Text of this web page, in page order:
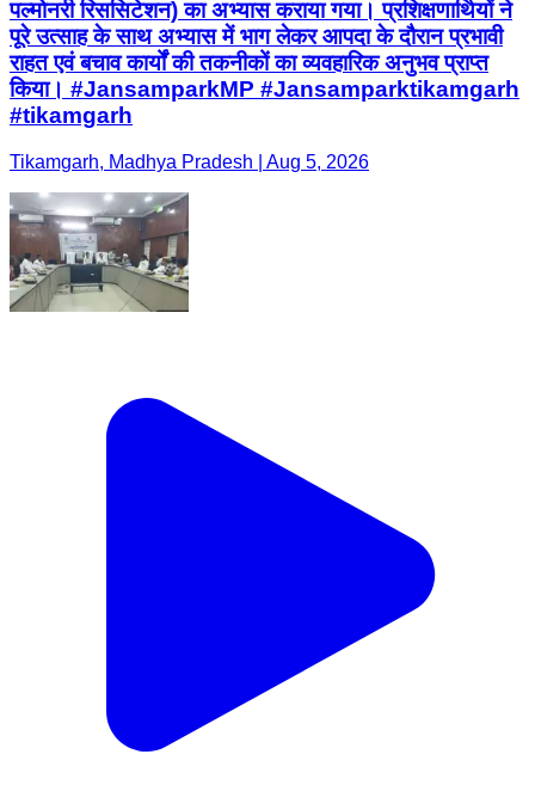
पल्मोनरी रिससिटेशन) का अभ्यास कराया गया। प्रशिक्षणार्थियों ने
पूरे उत्साह के साथ अभ्यास में भाग लेकर आपदा के दौरान प्रभावी
राहत एवं बचाव कार्यों की तकनीकों का व्यवहारिक अनुभव प्राप्त
किया। #JansamparkMP #Jansamparktikamgarh
#tikamgarh
Tikamgarh, Madhya Pradesh | Aug 5, 2026